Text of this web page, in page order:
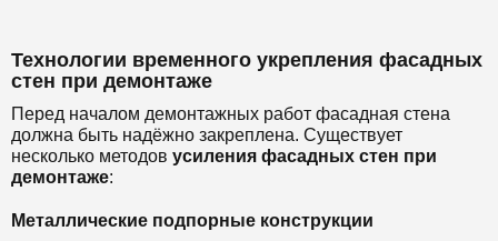
Технологии временного укрепления фасадных
стен при демонтаже
Перед началом демонтажных работ фасадная стена
должна быть надёжно закреплена. Существует
несколько методов усиления фасадных стен при
демонтаже:
Металлические подпорные конструкции